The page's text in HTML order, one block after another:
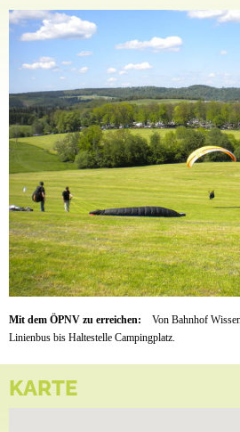
Mit dem ÖPNV zu erreichen:
Von Bahnhof
Linienbus bis Haltestelle Campingplatz.
KARTE